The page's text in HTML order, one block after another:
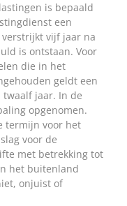
is bepaald
een
vijf jaar na
is ontstaan. Voor
die in het
geldt een
jaar. In de
opgenomen.
termijn voor het
voor de
met betrekking tot
het buitenland
onjuist of